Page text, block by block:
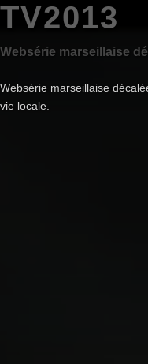
TV2013
Websérie marseillaise
Websérie marseillaise
vie locale.